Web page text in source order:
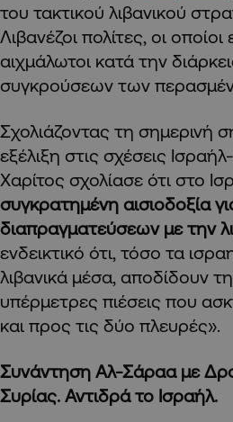
του τακτικού λιβανικού
Λιβανέζοι πολίτες, οι οποίοι
αιχμάλωτοι κατά την
συγκρούσεων των
Σχολιάζοντας τη σημερινή
εξέλιξη στις σχέσεις
Χαρίτος σχολίασε ότι στο
συγκρατημένη αισιοδοξία
διαπραγματεύσεων με την
ενδεικτικό ότι, τόσο τα
λιβανικά μέσα, αποδίδουν
υπέρμετρες πιέσεις που
και προς τις δύο πλευρές».
Συνάντηση Αλ-Σάραα με
Συρίας. Αντιδρά το Ισραήλ.